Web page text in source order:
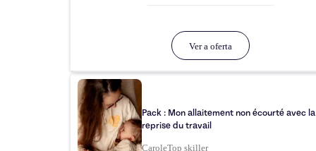
Ver a oferta
Pack : Mon allaitement non écourté avec la
reprise du travail
CaroleTop skiller